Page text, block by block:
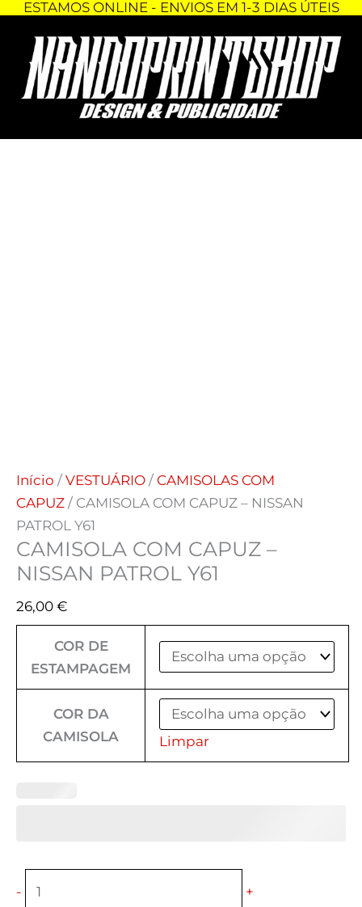
Skip
content
ESTAMOS ONLINE - ENVIOS EM 1-3 DIAS ÚTEIS
Início / VESTUÁRIO / CAMISOLAS COM
CAPUZ / CAMISOLA COM CAPUZ – NISSAN
PATROL Y61
CAMISOLA COM CAPUZ –
NISSAN PATROL Y61
26,00 €
COR DE
ESTAMPAGEM
COR DA
CAMISOLA
Limpar
-
Quantidade
de
CAMISOLA
COM
CAPUZ
+